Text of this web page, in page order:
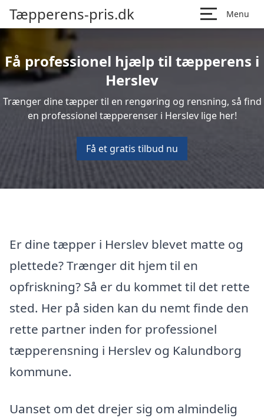
Tæpperens-pris.dk Menu
Få professionel hjælp til tæpperens i
Herslev
Trænger dine tæpper til en rengøring og rensning, så find
en professionel tæpperenser i Herslev lige her!
Få et gratis tilbud nu
Er dine tæpper i Herslev blevet matte og
plettede? Trænger dit hjem til en
opfriskning? Så er du kommet til det rette
sted. Her på siden kan du nemt finde den
rette partner inden for professionel
tæpperensning i Herslev og Kalundborg
kommune.
Uanset om det drejer sig om almindelig